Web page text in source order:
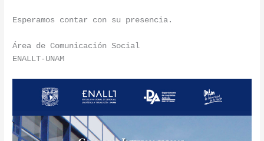
Esperamos contar con su presencia.
Área de Comunicación Social
ENALLT-UNAM